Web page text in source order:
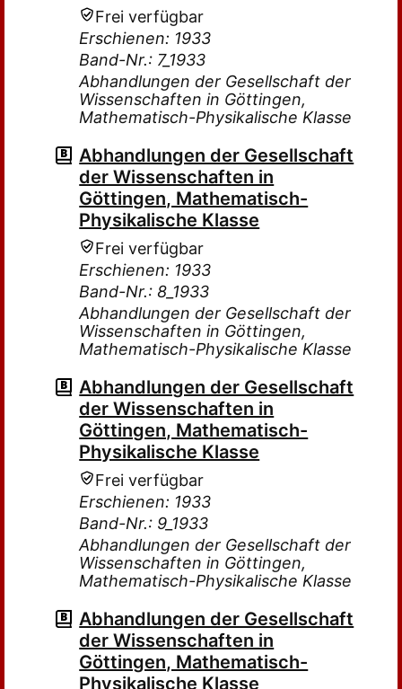
Frei verfügbar
Erschienen: 1933
Band-Nr.: 7_1933
Abhandlungen der Gesellschaft der
Wissenschaften in Göttingen,
Mathematisch-Physikalische Klasse
Abhandlungen der Gesellschaft
der Wissenschaften in
Göttingen, Mathematisch-
Physikalische Klasse
Frei verfügbar
Erschienen: 1933
Band-Nr.: 8_1933
Abhandlungen der Gesellschaft der
Wissenschaften in Göttingen,
Mathematisch-Physikalische Klasse
Abhandlungen der Gesellschaft
der Wissenschaften in
Göttingen, Mathematisch-
Physikalische Klasse
Frei verfügbar
Erschienen: 1933
Band-Nr.: 9_1933
Abhandlungen der Gesellschaft der
Wissenschaften in Göttingen,
Mathematisch-Physikalische Klasse
Abhandlungen der Gesellschaft
der Wissenschaften in
Göttingen, Mathematisch-
Physikalische Klasse